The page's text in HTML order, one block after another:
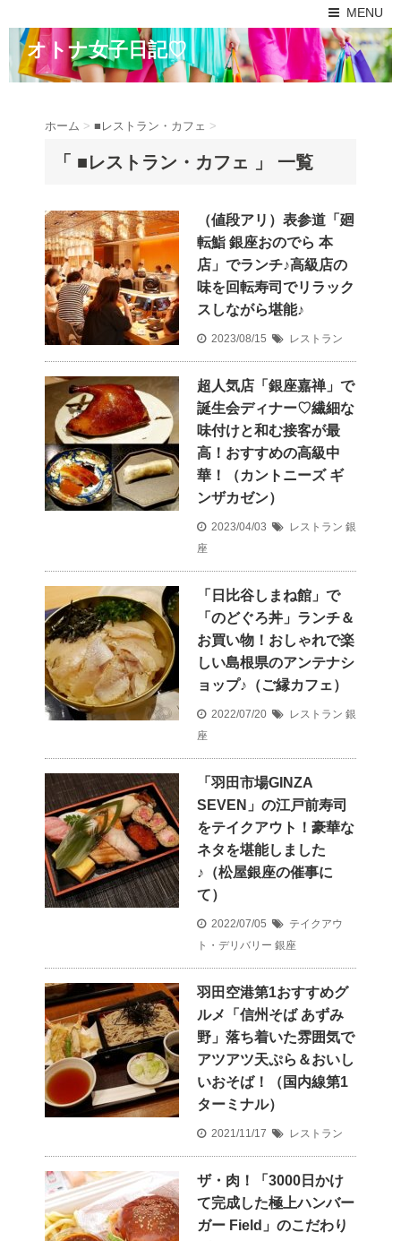
MENU
オトナ女子日記♡
ホーム > ■レストラン・カフェ >
「 ■レストラン・カフェ 」 一覧
（値段アリ）表参道「廻
転鮨 銀座おのでら 本
店」でランチ♪高級店の
味を回転寿司でリラック
スしながら堪能♪
2023/08/15 レストラン
超人気店「銀座嘉禅」で
誕生会ディナー♡繊細な
味付けと和む接客が最
高！おすすめの高級中
華！（カントニーズ ギ
ンザカゼン）
2023/04/03 レストラン 銀
座
「日比谷しまね館」で
「のどぐろ丼」ランチ＆
お買い物！おしゃれで楽
しい島根県のアンテナシ
ョップ♪（ご縁カフェ）
2022/07/20 レストラン 銀
座
「羽田市場GINZA
SEVEN」の江戸前寿司
をテイクアウト！豪華な
ネタを堪能しました
♪（松屋銀座の催事に
て）
2022/07/05
テイクアウ
ト・デリバリー 銀座
羽田空港第1おすすめグ
ルメ「信州そば あずみ
野」落ち着いた雰囲気で
アツアツ天ぷら＆おいし
いおそば！（国内線第1
ターミナル）
2021/11/17 レストラン
ザ・肉！「3000日かけ
て完成した極上ハンバー
ガー Field」のこだわり